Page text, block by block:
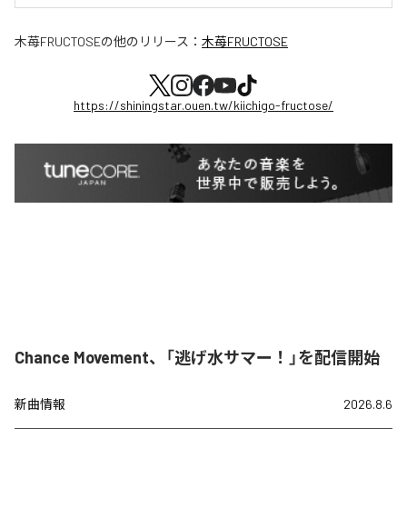
木苺FRUCTOSEの他のリリース： 木苺FRUCTOSE
https://shiningstar.ouen.tw/kiichigo-fructose/
Chance Movement、「逃げ水サマー！」を配信開始
新曲情報 2026.8.6